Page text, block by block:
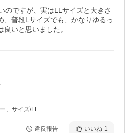
のですが、実はLLサイズと大きさ
、普段Lサイズでも、かなりゆるっ
良いと思いました。
、サイズ/LL
違反報告 いいね 1